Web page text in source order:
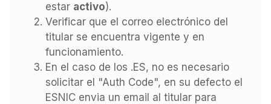
estar activo).
Verificar que el correo electrónico del
titular se encuentra vigente y en
funcionamiento.
En el caso de los .ES, no es necesario
solicitar el "Auth Code", en su defecto el
ESNIC envia un email al titular para